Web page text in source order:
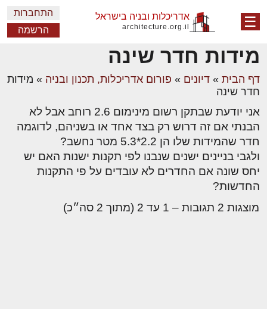
☰ אדריכלות ובניה בישראל
architecture.org.il
התחברות
הרשמה
מידות חדר שינה
דף הבית » דיונים » פורום אדריכלות, תכנון ובניה » מידות
חדר שינה
אני יודעת שבתקן רשום מינימום 2.6 רוחב אבל לא
הבנתי אם זה דרוש רק בצד אחד או בשניהם, לדוגמה
חדר שהמידות שלו הן 2.2*5.3 מטר נחשב?
ולגבי בניינים ישנים שנבנו לפי תקנות ישנות האם יש
יחס שונה אם החדרים לא עובדים על פי התקנות
החדשות?
מוצגות 2 תגובות – 1 עד 2 (מתוך 2 סה״כ)